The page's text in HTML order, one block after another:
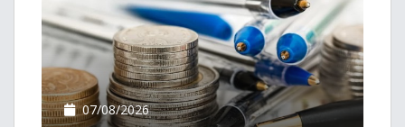
07/08/2026